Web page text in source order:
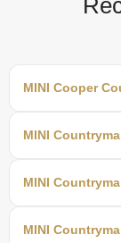
MINI Cooper
MINI
MINI
MINI